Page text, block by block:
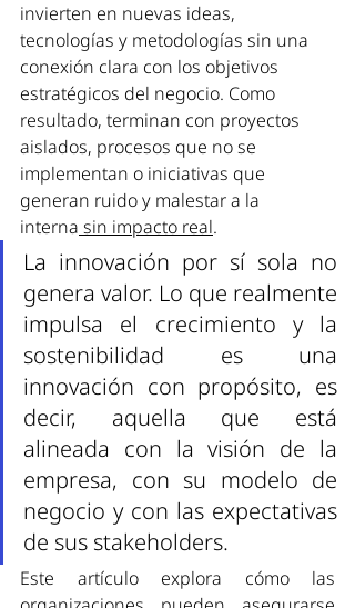
invierten en nuevas ideas,
tecnologías y metodologías sin una
conexión clara con los objetivos
estratégicos del negocio. Como
resultado, terminan con proyectos
aislados, procesos que no se
implementan o iniciativas que
generan ruido y malestar a la
interna sin impacto real.
La innovación por sí sola no
genera valor. Lo que realmente
impulsa el crecimiento y la
sostenibilidad es una
innovación con propósito, es
decir, aquella que está
alineada con la visión de la
empresa, con su modelo de
negocio y con las expectativas
de sus stakeholders.
Este artículo explora cómo las